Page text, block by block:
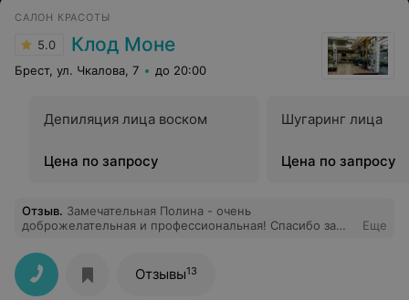
общение, внимательное и обходительное отношение,
море позитива. Сама - просто красавица, глядя на нее
внешний вид не страшно решиться и на эксперименты
с внешностью, такому мастеру можно смело
доверится, т.к. у Петиновой Натальи отличные вкус,
превосходного специалиста.
САЛОН КРАСОТЫ
5.0 Клод Моне
Брест, ул. Чкалова, 7 до 20:00
Депиляция лица воском
Цена по запросу
Шугаринг лица
Цена по запросу
Отзыв. Замечательная Полина - очень
доброжелательная и профессиональная! Спасибо за
Еще
Отзывы13